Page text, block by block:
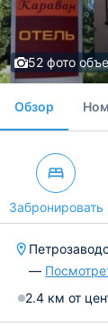
52 фото
Обзор
Забронировать
—
2.4 км от